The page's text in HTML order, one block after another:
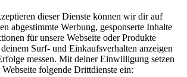
dieser Dienste können wir dir auf
abgestimmte Werbung, gesponserte Inhalte
für unsere Webseite oder Produkte
Surf- und Einkaufsverhalten anzeigen
messen. Mit deiner Einwilligung setzen
folgende Drittdienste ein: